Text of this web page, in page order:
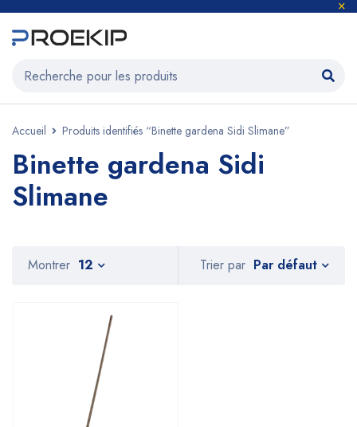
Accueil Produits identifiés “Binette gardena Sidi Slimane”
Binette gardena Sidi
Slimane
Trier par Par défaut
Montrer 12